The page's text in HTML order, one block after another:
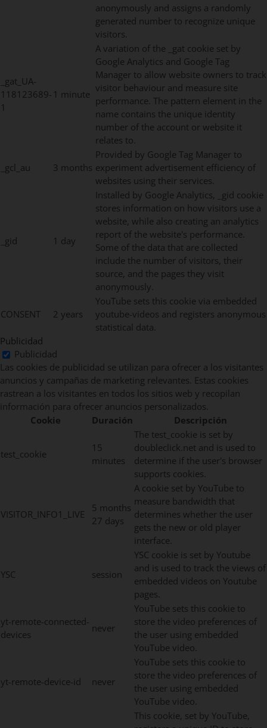
anonymously and assigns a randomly
generated number to recognize unique
visitors.
_gat_UA-
118123689-
1
1 minute
A variation of the _gat cookie set by
Google Analytics and Google Tag
Manager to allow website owners to track
visitor behaviour and measure site
performance. The pattern element in the
name contains the unique identity
number of the account or website it
relates to.
_gcl_au 3 months
Provided by Google Tag Manager to
experiment advertisement efficiency of
websites using their services.
_gid 1 day
Installed by Google Analytics, _gid cookie
stores information on how visitors use a
website, while also creating an analytics
report of the website's performance.
Some of the data that are collected
include the number of visitors, their
source, and the pages they visit
anonymously.
CONSENT 2 years
YouTube sets this cookie via embedded
youtube-videos and registers anonymous
statistical data.
Publicidad
Publicidad
Las cookies de publicidad se utilizan para ofrecer a los visitantes
anuncios y campañas de marketing relevantes. Estas cookies
rastrean a los visitantes en todos los sitios web y recopilan
información para ofrecer anuncios personalizados.
Cookie
Duración Descripción
test_cookie
15
minutes
The test_cookie is set by
doubleclick.net and is used to
determine if the user's browser
supports cookies.
VISITOR_INFO1_LIVE
5 months
27 days
A cookie set by YouTube to
measure bandwidth that
determines whether the user
gets the new or old player
interface.
YSC session
YSC cookie is set by Youtube
and is used to track the views of
embedded videos on Youtube
pages.
yt-remote-connected-
devices
never
YouTube sets this cookie to
store the video preferences of
the user using embedded
YouTube video.
yt-remote-device-id never
YouTube sets this cookie to
store the video preferences of
the user using embedded
YouTube video.
This cookie, set by YouTube,